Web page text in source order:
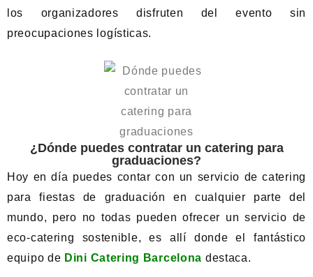
los organizadores disfruten del evento sin
preocupaciones logísticas.
¿Dónde puedes contratar un catering para
graduaciones?
Hoy en día puedes contar con un servicio de catering
para fiestas de graduación en cualquier parte del
mundo, pero no todas pueden ofrecer un servicio de
eco-catering sostenible, es allí donde el fantástico
equipo de Dini Catering Barcelona destaca.